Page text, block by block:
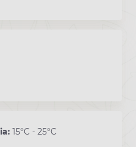
15°C - 25°C